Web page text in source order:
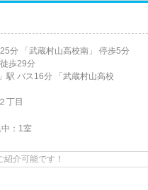
25分 「武蔵村山高校南」 停歩5分
徒歩29分
」駅 バス16分 「武蔵村山高校
２丁目
： 1室
介可能です！